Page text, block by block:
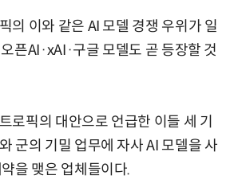
의 이와 같은 AI 모델 경쟁 우위가 일
픈AI·xAI·구글 모델도 곧 등장할 것
로픽의 대안으로 언급한 이들 세 기
군의 기밀 업무에 자사 AI 모델을 사
을 맺은 업체들이다.